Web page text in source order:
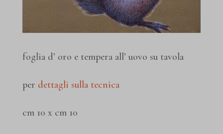
foglia d’ oro e tempera all’ uovo su tavola
per dettagli sulla tecnica
cm 10 x cm 10